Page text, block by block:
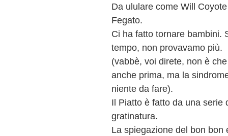
Da ululare come Will
Fegato.
Ci ha fatto tornare bambini.
tempo, non provavamo più.
(vabbè, voi direte, non è
anche prima, ma la
niente da fare).
Il Piatto è fatto da una serie
gratinatura.
La spiegazione del bon